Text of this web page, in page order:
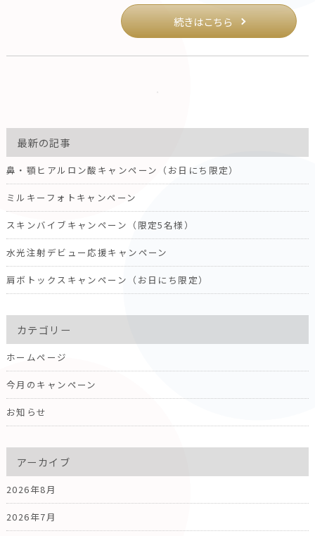
続きはこちら
最新の記事
鼻・顎ヒアルロン酸キャンペーン（お日にち限定）
ミルキーフォトキャンペーン
スキンバイブキャンペーン（限定5名様）
水光注射デビュー応援キャンペーン
肩ボトックスキャンペーン（お日にち限定）
カテゴリー
ホームページ
今月のキャンペーン
お知らせ
アーカイブ
2026年8月
2026年7月